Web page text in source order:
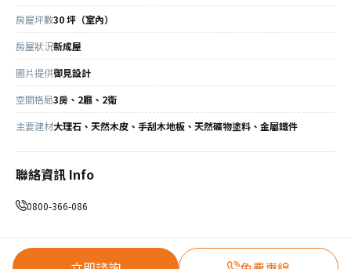
房屋坪數30 坪（室內）
房屋狀況新成屋
圖片提供御見設計
空間格局3房、2廳、2衛
主要建材大理石、天然木皮、手刮木地板、天然礦物塗料、金屬鐵件
聯絡資訊 Info
0800-366-086